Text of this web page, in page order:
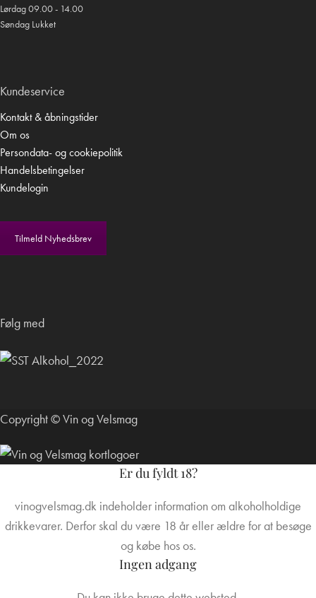
Lørdag 09.00 - 14.00
Søndag Lukket
Kundeservice
Kontakt & åbningstider
Om os
Persondata- og cookiepolitik
Handelsbetingelser
Kundelogin
Tilmeld Nyhedsbrev
Følg med
Copyright © Vin og Velsmag
Er du fyldt 18?
vinogvelsmag.dk indeholder information om alkoholholdige
drikkevarer. Derfor skal du være 18 år eller ældre for at besøge
og købe hos os.
Ingen adgang